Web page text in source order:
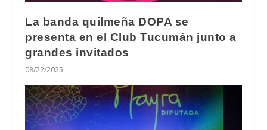
La banda quilmeña DOPA se
presenta en el Club Tucumán junto a
grandes invitados
08/22/2025